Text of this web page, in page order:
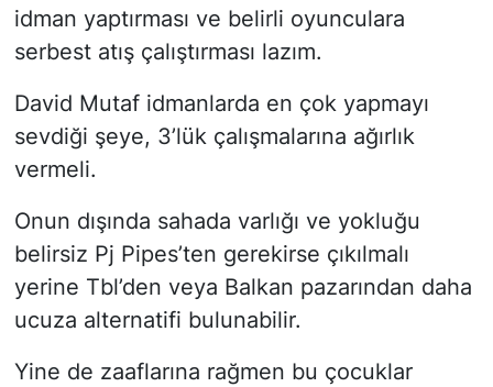
idman yaptırması ve belirli oyunculara
serbest atış çalıştırması lazım.
David Mutaf idmanlarda en çok yapmayı
sevdiği şeye, 3’lük çalışmalarına ağırlık
vermeli.
Onun dışında sahada varlığı ve yokluğu
belirsiz Pj Pipes’ten gerekirse çıkılmalı
yerine Tbl’den veya Balkan pazarından daha
ucuza alternatifi bulunabilir.
Yine de zaaflarına rağmen bu çocuklar